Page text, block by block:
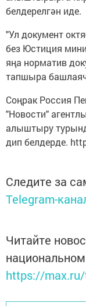
белдерелгән иде.
"Ул документ
без Юстиция
яңа норматив
тапшыра
Соңрак Россия
"Новости"
алыштыру
дип белдерде.
Следите за
Telegram-
Читайте
https://